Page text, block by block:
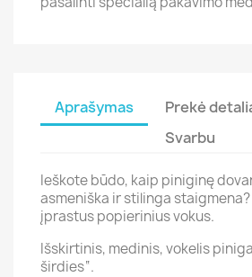
Aprašymas
Prekė
Svarbu
Ieškote būdo, kaip piniginę
asmeniška ir stilinga
įprastus popierinius vokus.
Išskirtinis, medinis, vokelis
širdies“.